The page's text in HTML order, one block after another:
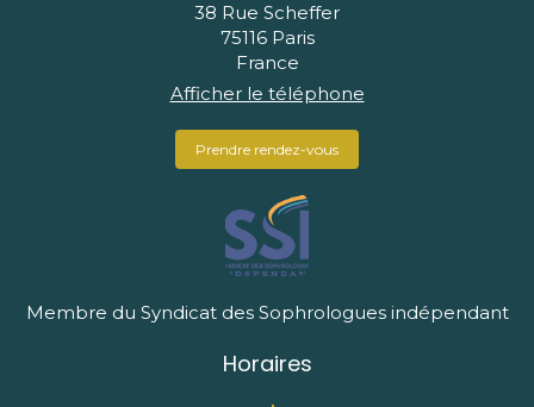
38 Rue Scheffer
75116 Paris
France
Afficher le téléphone
Prendre rendez-vous
Membre du Syndicat des Sophrologues indépendant
Horaires